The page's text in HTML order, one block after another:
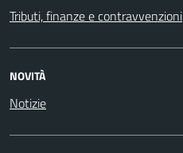
Tributi, finanze e contravvenzioni
NOVITÀ
Notizie